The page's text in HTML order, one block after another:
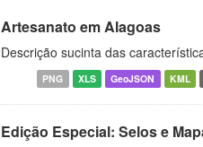
Artesanato em Alagoas
Descrição sucinta das
PNG XLS GeoJSON KML
Edição Especial: Selos e